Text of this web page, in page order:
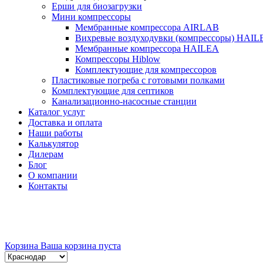
Ерши для биозагрузки
Мини компрессоры
Мембранные компрессора AIRLAB
Вихревые воздуходувки (компрессоры)
Мембранные компрессора HAILEA
Компрессоры Hiblow
Комплектующие для компрессоров
Пластиковые погреба с готовыми полками
Комплектующие для септиков
Канализационно-насосные станции
Каталог услуг
Доставка и оплата
Наши работы
Калькулятор
Дилерам
Блог
О компании
Контакты
Корзина Ваша корзина пуста